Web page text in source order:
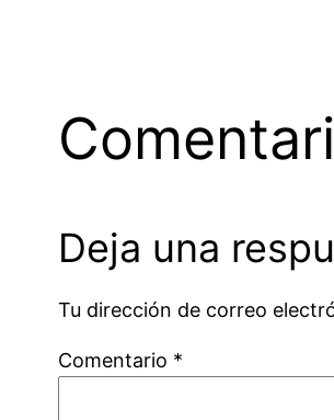
Deja una
Tu dirección de correo
Comentario *